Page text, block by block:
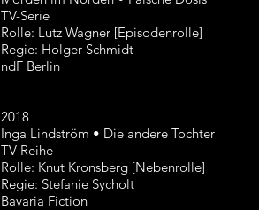
TV-Serie
Rolle: Lutz Wagner [Episodenrolle]
Regie: Holger Schmidt
ndF Berlin
2018
Inga Lindström • Die andere Tochter
TV-Reihe
Rolle: Knut Kronsberg [Nebenrolle]
Regie: Stefanie Sycholt
Bavaria Fiction